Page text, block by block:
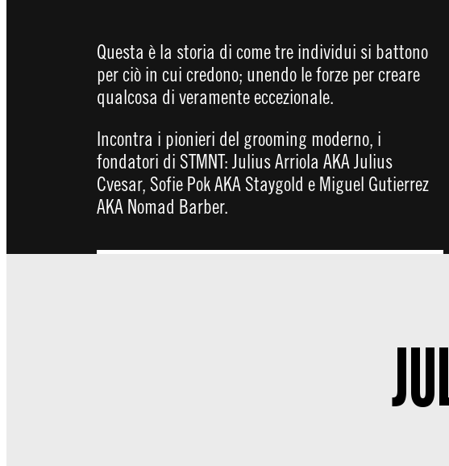
Questa è la storia di come tre individui si battono
per ciò in cui credono; unendo le forze per creare
qualcosa di veramente eccezionale.
Incontra i pionieri del grooming moderno, i
fondatori di STMNT: Julius Arriola AKA Julius
Cvesar, Sofie Pok AKA Staygold e Miguel Gutierrez
AKA Nomad Barber.